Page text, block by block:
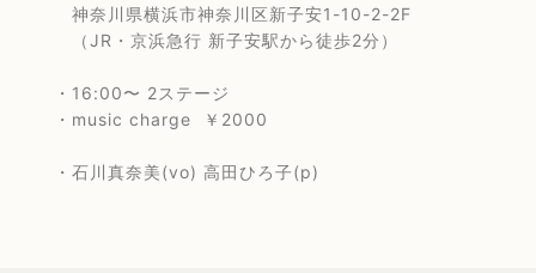
神奈川県横浜市神奈川区新子安1-10-2-2F
（JR・京浜急行 新子安駅から徒歩2分）
・16:00〜 2ステージ
・music charge ￥2000
・石川真奈美(vo) 高田ひろ子(p)